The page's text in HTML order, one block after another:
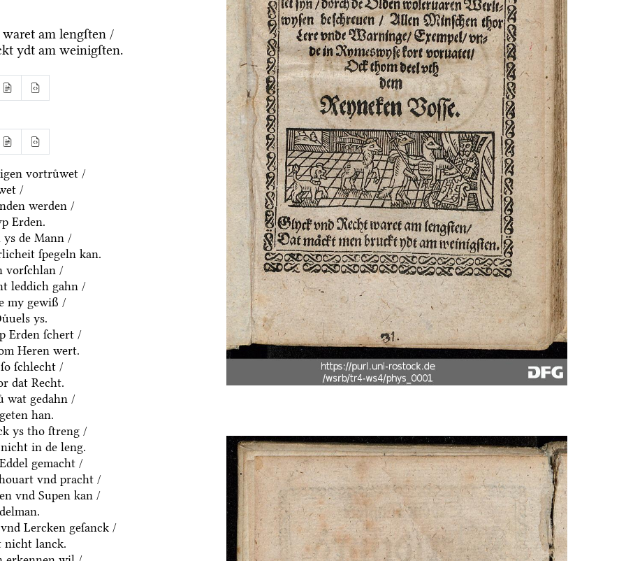
am lengſten /
ydt am weinigſten.
vortruͤwet /
/
werden /
Erden.
ys de Mann /
ſpegeln kan.
vorſchlan /
leddich gahn /
my gewiß /
ys.
Erden ſchert /
Heren wert.
ſchlecht /
dat Recht.
wat gedahn /
han.
ys tho ſtreng /
nicht in de leng.
gemacht /
vnd pracht /
vnd Supen kan /
Lercken geſanck /
nicht lanck.